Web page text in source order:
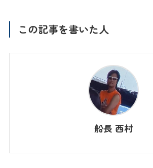
この記事を書いた人
船長 西村